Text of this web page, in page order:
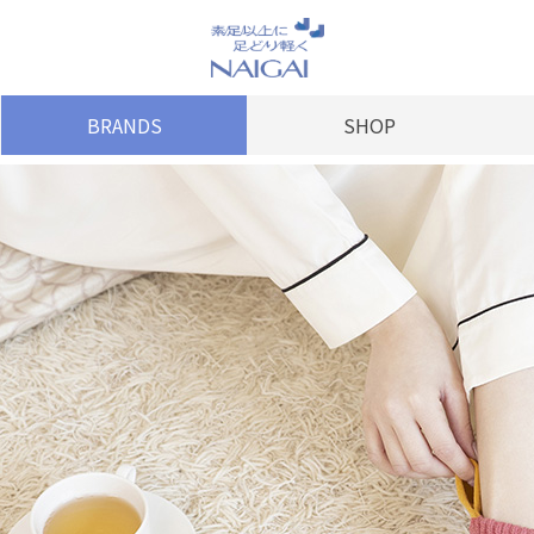
BRANDS SHOP